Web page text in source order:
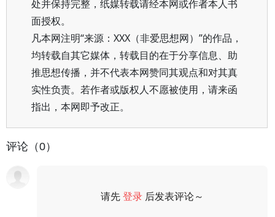
处并保持完整，纸媒转载请经本网或作者本人书
面授权。
凡本网注明“来源：XXX（非爱思想网）”的作品，
均转载自其它媒体，转载目的在于分享信息、助
推思想传播，并不代表本网赞同其观点和对其真
实性负责。若作者或版权人不愿被使用，请来函
指出，本网即予改正。
评论（0）
请先登录 后发表评论～